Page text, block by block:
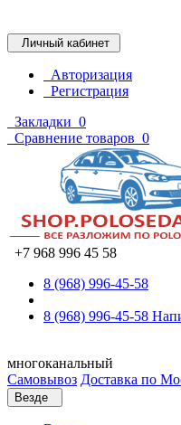
Личный кабинет
Авторизация
Регистрация
Закладки 0
Сравнение товаров 0
+7 968 996 45 58
8 (968) 996-45-58
8 (968) 996-45-58
многоканальный
Самовывоз Доставка по
Везде